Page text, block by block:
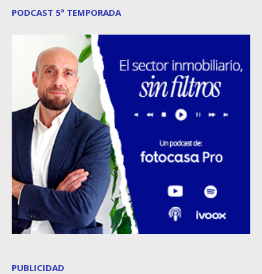
PODCAST 5ª TEMPORADA
PUBLICIDAD